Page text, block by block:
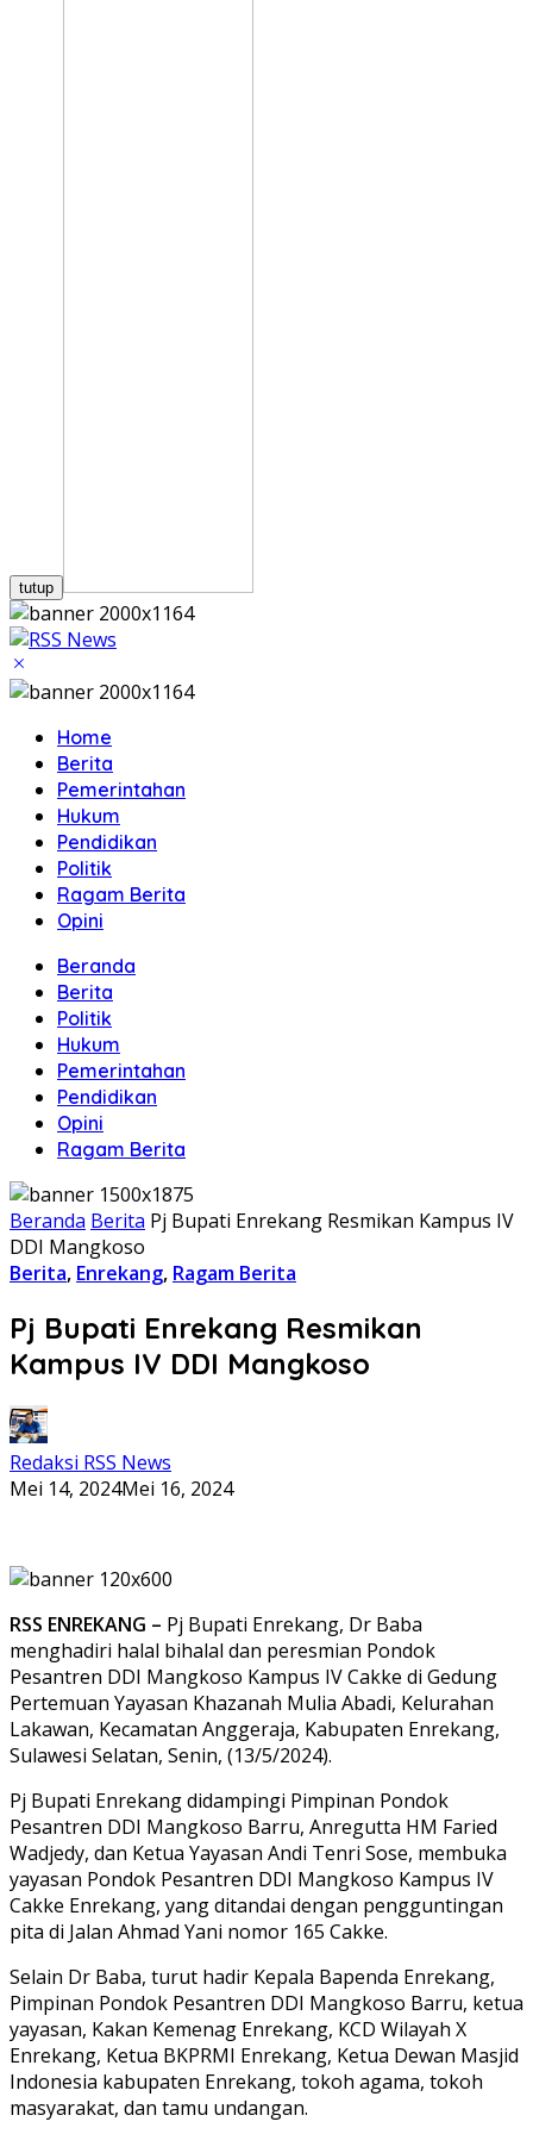
tutup
Home
Berita
Pemerintahan
Hukum
Pendidikan
Politik
Ragam Berita
Opini
Beranda
Berita
Politik
Hukum
Pemerintahan
Pendidikan
Opini
Ragam Berita
Beranda Berita Pj Bupati Enrekang Resmikan Kampus IV
DDI Mangkoso
Berita, Enrekang, Ragam Berita
Pj Bupati Enrekang Resmikan
Kampus IV DDI Mangkoso
Redaksi RSS News
Mei 14, 2024Mei 16, 2024
RSS ENREKANG – Pj Bupati Enrekang, Dr Baba
menghadiri halal bihalal dan peresmian Pondok
Pesantren DDI Mangkoso Kampus IV Cakke di Gedung
Pertemuan Yayasan Khazanah Mulia Abadi, Kelurahan
Lakawan, Kecamatan Anggeraja, Kabupaten Enrekang,
Sulawesi Selatan, Senin, (13/5/2024).
Pj Bupati Enrekang didampingi Pimpinan Pondok
Pesantren DDI Mangkoso Barru, Anregutta HM Faried
Wadjedy, dan Ketua Yayasan Andi Tenri Sose, membuka
yayasan Pondok Pesantren DDI Mangkoso Kampus IV
Cakke Enrekang, yang ditandai dengan pengguntingan
pita di Jalan Ahmad Yani nomor 165 Cakke.
Selain Dr Baba, turut hadir Kepala Bapenda Enrekang,
Pimpinan Pondok Pesantren DDI Mangkoso Barru, ketua
yayasan, Kakan Kemenag Enrekang, KCD Wilayah X
Enrekang, Ketua BKPRMI Enrekang, Ketua Dewan Masjid
Indonesia kabupaten Enrekang, tokoh agama, tokoh
masyarakat, dan tamu undangan.